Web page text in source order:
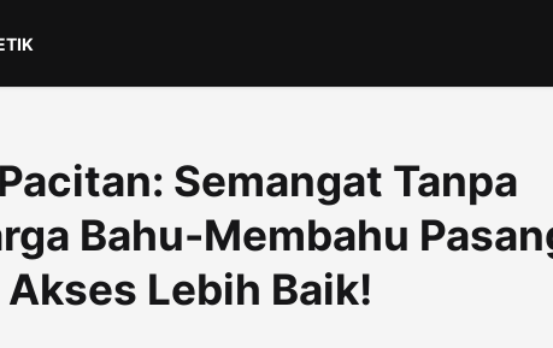
Semangat Tanpa
Bahu-Membahu
Lebih Baik!